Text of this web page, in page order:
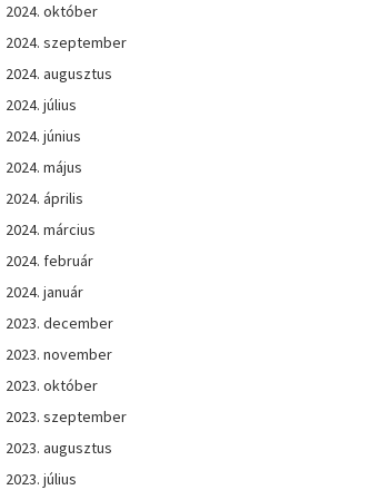
2024. október
2024. szeptember
2024. augusztus
2024. július
2024. június
2024. május
2024. április
2024. március
2024. február
2024. január
2023. december
2023. november
2023. október
2023. szeptember
2023. augusztus
2023. július